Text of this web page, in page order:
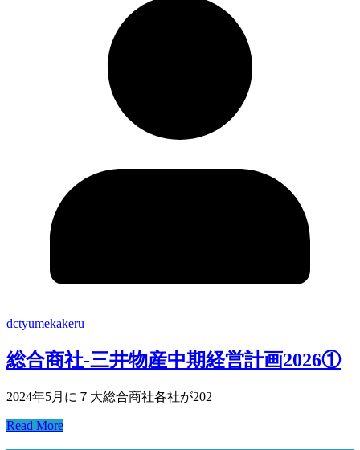
dctyumekakeru
総合商社-三井物産中期経営計画2026①
2024年5月に７大総合商社各社が202
Read More